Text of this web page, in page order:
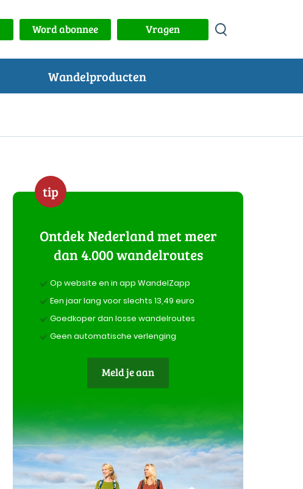
Word abonnee Vragen
Wandelproducten
tip
Ontdek Nederland met meer
dan 4.000 wandelroutes
Op website en in app WandelZapp
Een jaar lang voor slechts 13,49 euro
Goedkoper dan losse wandelroutes
Geen automatische verlenging
Meld je aan